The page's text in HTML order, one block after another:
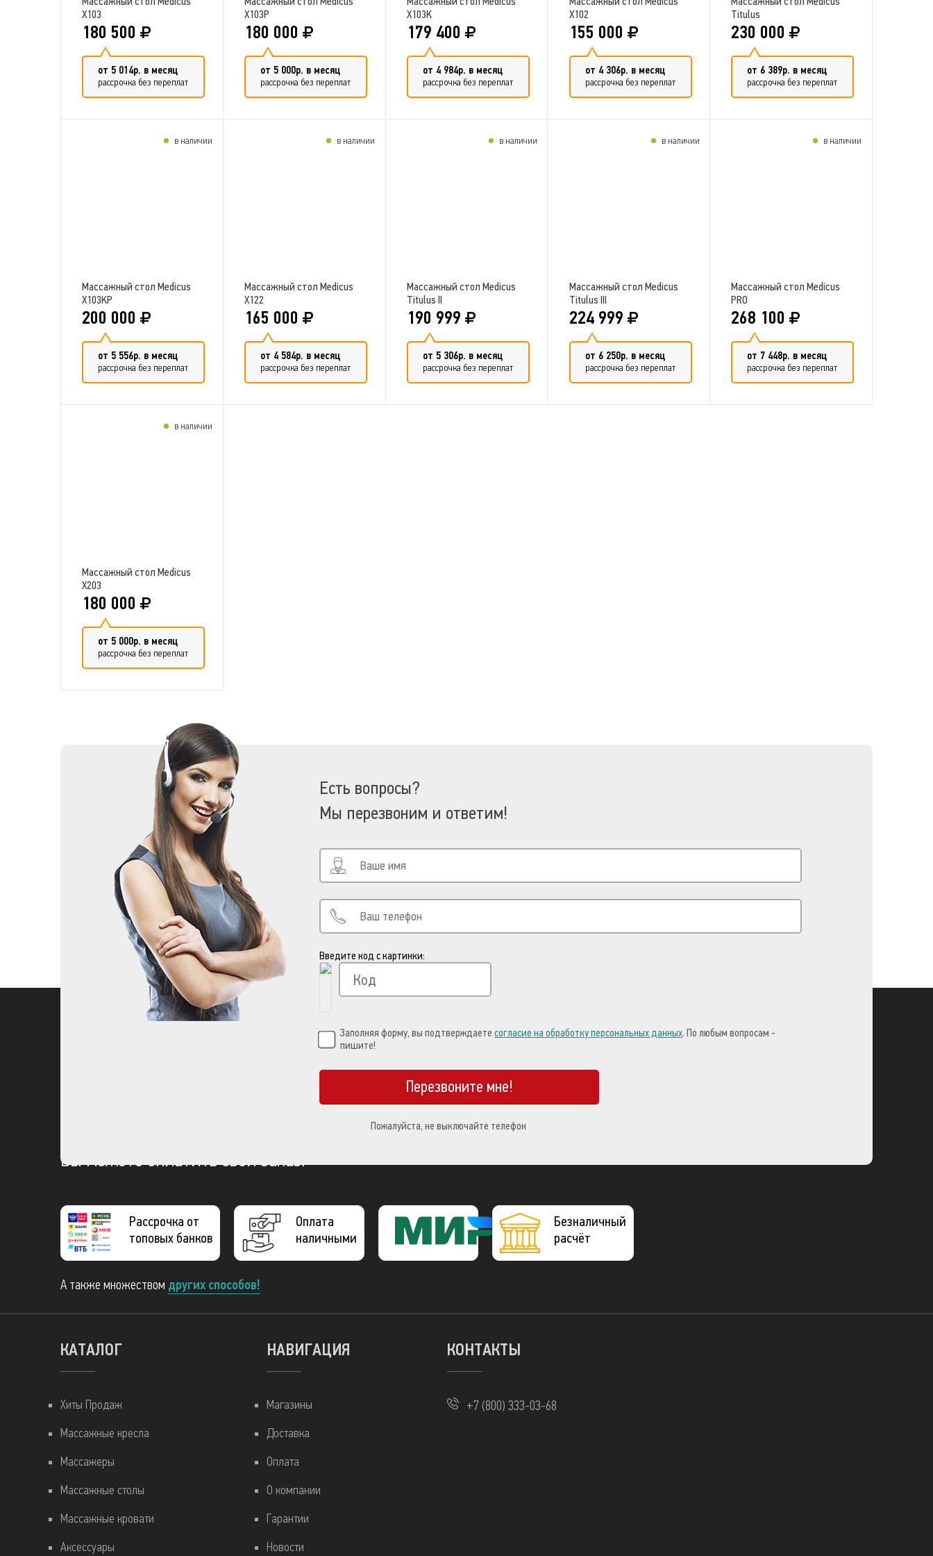
X103
180 500
от 5 014р. в месяц
рассрочка без переплат
X103P
180 000
от 5 000р. в месяц
рассрочка без переплат
X103K
179 400
от 4 984р. в месяц
рассрочка без переплат
X102
155 000
от 4 306р. в месяц
рассрочка без переплат
Titulus
230 000
от 6 389р. в месяц
рассрочка без переплат
Массажный стол Medicus
X103KP
200 000
от 5 556р. в месяц
рассрочка без переплат
в наличии
Массажный стол Medicus
X122
165 000
от 4 584р. в месяц
рассрочка без переплат
в наличии
Массажный стол Medicus
Titulus II
190 999
от 5 306р. в месяц
рассрочка без переплат
в наличии
Массажный стол Medicus
Titulus III
224 999
от 6 250р. в месяц
рассрочка без переплат
в наличии
Массажный стол Medicus
PRO
268 100
от 7 448р. в месяц
рассрочка без переплат
в наличии
Массажный стол Medicus
X203
180 000
от 5 000р. в месяц
рассрочка без переплат
в наличии
Добавить в сравнение
Есть вопросы?
Мы перезвоним и ответим!
Введите код с картинки:
Заполняя форму, вы подтверждаетесогласие на обработку персональных данных. По любым вопросам -
пишите!
Перезвоните мне!
Пожалуйста, не выключайте телефон
Вы можете оплатить свой заказ:
Рассрочка от
топовых банков
Оплата
наличными
Платежная
система
МИР
Безналичный
расчёт
А также множеством других способов!
КАТАЛОГ
Хиты Продаж
Массажные кресла
Массажеры
Массажные столы
Массажные кровати
Аксессуары
НАВИГАЦИЯ
Магазины
Доставка
Оплата
О компании
Гарантии
Новости
КОНТАКТЫ
+7 (800) 333-03-68